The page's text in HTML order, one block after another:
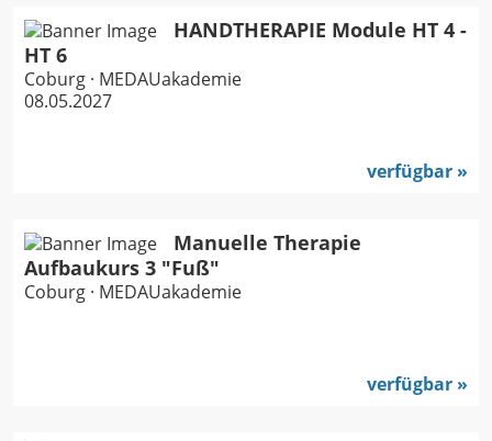
HANDTHERAPIE Module HT 4 -
HT 6
Coburg · MEDAUakademie
08.05.2027
verfügbar
Manuelle Therapie
Aufbaukurs 3 "Fuß"
Coburg · MEDAUakademie
verfügbar